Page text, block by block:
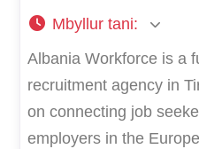
Mbyllur tani:
Albania Workforce is a
recruitment agency in
on connecting job
employers in the